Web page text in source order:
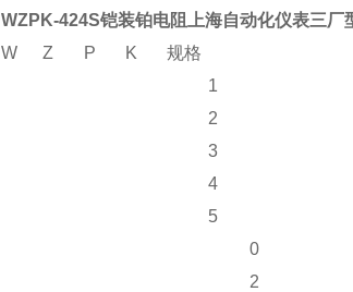
WZPK-424S铠装铂电阻上海自动化仪表三厂
W
Z P K 规格
1
2
3
4
5
0
2